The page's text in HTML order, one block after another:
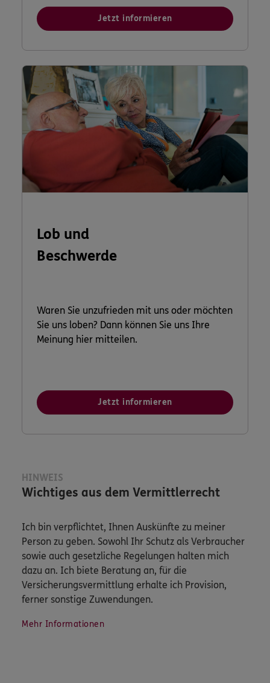
Jetzt informieren
Lob und
Beschwerde
Waren Sie unzufrieden mit uns oder möchten
Sie uns loben? Dann können Sie uns Ihre
Meinung hier mitteilen.
Jetzt informieren
HINWEIS
Wichtiges aus dem Vermittlerrecht
Ich bin verpflichtet, Ihnen Auskünfte zu meiner
Person zu geben. Sowohl Ihr Schutz als Verbraucher
sowie auch gesetzliche Regelungen halten mich
dazu an. Ich biete Beratung an, für die
Versicherungsvermittlung erhalte ich Provision,
ferner sonstige Zuwendungen.
Mehr Informationen